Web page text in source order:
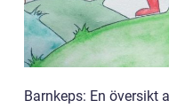
Barnkeps: En översikt